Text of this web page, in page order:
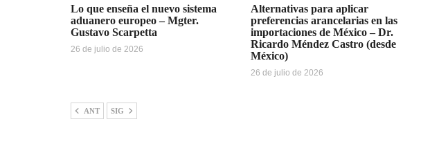
Lo que enseña el nuevo sistema
aduanero europeo – Mgter.
Gustavo Scarpetta
26 de julio de 2026
Alternativas para aplicar
preferencias arancelarias en las
importaciones de México – Dr.
Ricardo Méndez Castro (desde
México)
26 de julio de 2026
ANT SIG